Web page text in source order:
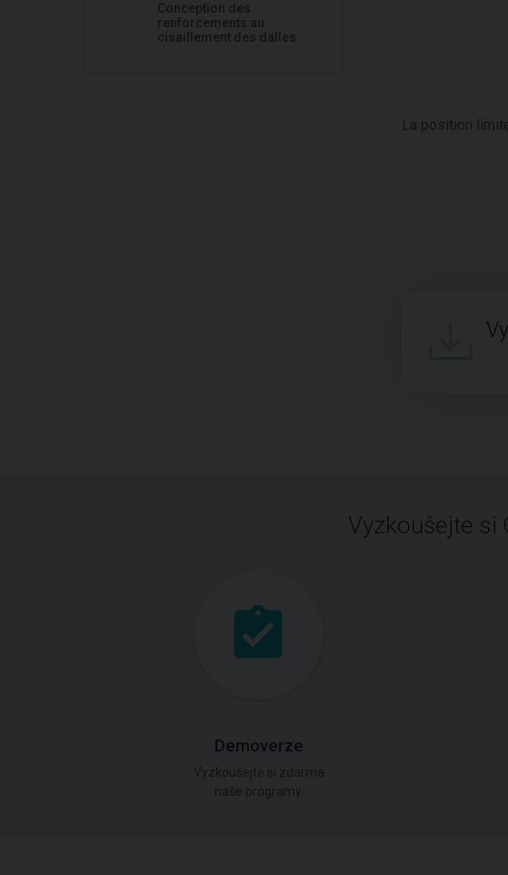
Conception des
renforcements au
cisaillement des dalles
La position
Vyzkoušejte si
Demoverze